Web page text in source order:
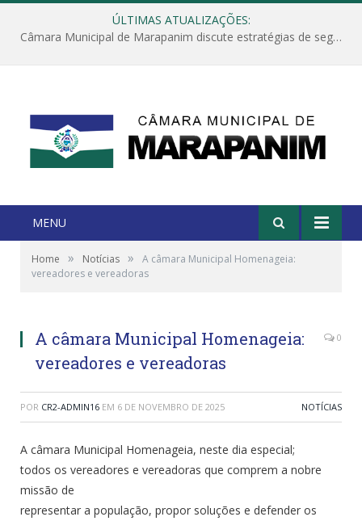
ÚLTIMAS ATUALIZAÇÕES:
Câmara Municipal de Marapanim discute estratégias de segurança com autoridades e poder executivo
MENU
Home » Notícias »
A câmara Municipal Homenageia:
vereadores e vereadoras
A câmara Municipal Homenageia:
vereadores e vereadoras
0
POR CR2-ADMIN16 EM 6 DE NOVEMBRO DE 2025 NOTÍCIAS
A câmara Municipal Homenageia, neste dia especial;
todos os vereadores e vereadoras que comprem a nobre
missão de
representar a população, propor soluções e defender os